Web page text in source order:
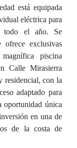
está equipada
eléctrica para
todo el año. Se
ofrece exclusivas
piscina
Calle Mirasierra
residencial, con la
adaptado para
oportunidad única
en una de
de la costa de